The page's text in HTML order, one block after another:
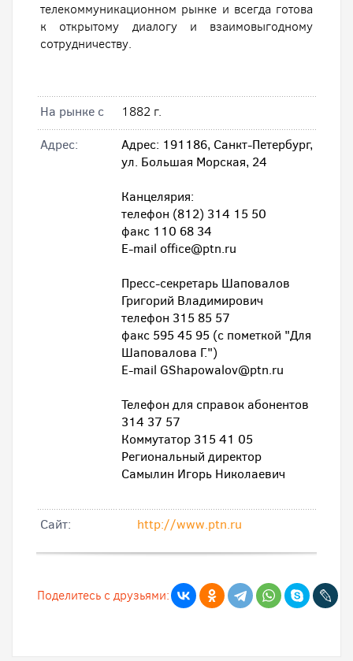
телекоммуникационном рынке и всегда готова
к открытому диалогу и взаимовыгодному
сотрудничеству.
На рынке с
1882 г.
Адрес:
Адрес: 191186, Санкт-Петербург,
ул. Большая Морская, 24
Канцелярия:
телефон (812) 314 15 50
факс 110 68 34
E-mail office@ptn.ru
Пресс-секретарь Шаповалов
Григорий Владимирович
телефон 315 85 57
факс 595 45 95 (с пометкой "Для
Шаповалова Г.")
E-mail GShapowalov@ptn.ru
Телефон для справок абонентов
314 37 57
Коммутатор 315 41 05
Региональный директор
Самылин Игорь Николаевич
Cайт: http://www.ptn.ru
Поделитесь с друзьями: